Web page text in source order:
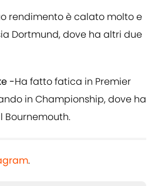
rendimento è calato molto e
Dortmund, dove ha altri due
-Ha fatto fatica in Premier
in Championship, dove ha
Bournemouth.
.